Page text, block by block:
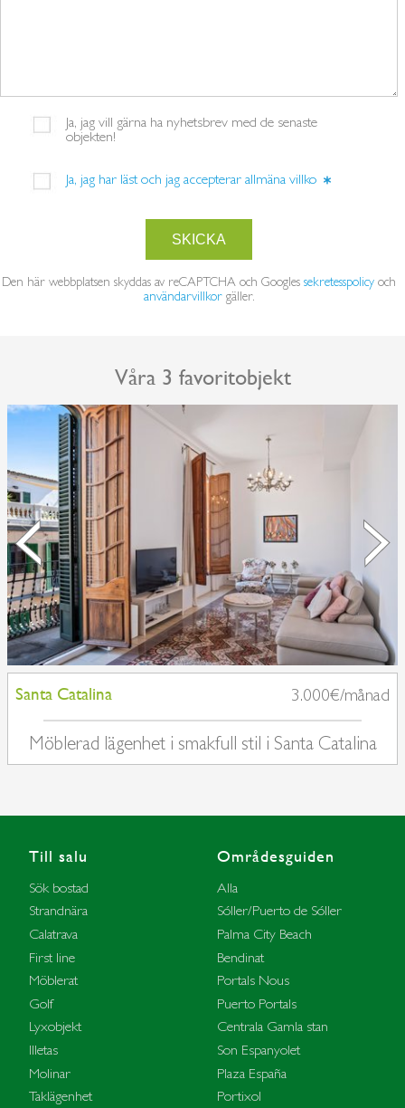
Ja, jag vill gärna ha nyhetsbrev med de senaste
objekten!
Ja, jag har läst och jag accepterar allmäna villko
SKICKA
Den här webbplatsen skyddas av reCAPTCHA och Googles sekretesspolicy och
användarvillkorgäller.
Våra 3 favoritobjekt
Santa Catalina 3.000€/månad
Möblerad lägenhet i smakfull stil i Santa Catalina
Till salu
Sök bostad
Strandnära
Calatrava
First line
Möblerat
Golf
Lyxobjekt
Illetas
Molinar
Taklägenhet
Områdesguiden
Alla
Sóller/Puerto de Sóller
Palma City Beach
Bendinat
Portals Nous
Puerto Portals
Centrala Gamla stan
Son Espanyolet
Plaza España
Portixol